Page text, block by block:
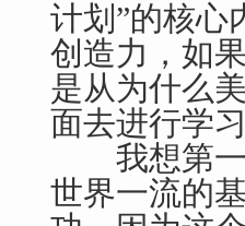
计划”的核心
创造力，如
是从为什么
面去进行学
我想第一
世界一流的